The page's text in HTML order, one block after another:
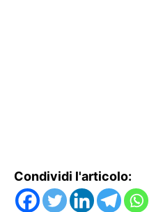
Condividi l'articolo: